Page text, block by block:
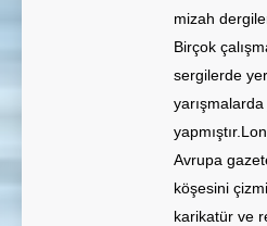
mizah
Birçok
sergilerde
Avrupa
köşesini
karikatür ve